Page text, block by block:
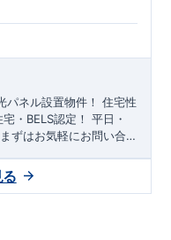
パネル設置物件！ 住宅性
・BELS認定！ 平日・
まずはお気軽にお問い合
測による
様の通学も安心です♪
ーゼット』